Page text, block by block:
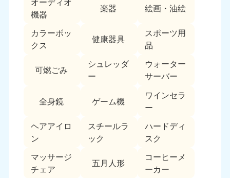
機器
楽器 絵画・油絵
カラーボッ
クス
健康器具
スポーツ用
品
可燃ごみ
シュレッダ
ー
ウォーター
サーバー
全身鏡 ゲーム機
ワインセラ
ー
ヘアアイロ
ン
スチールラ
ック
ハードディ
スク
マッサージ
チェア
五月人形
コーヒーメ
ーカー
北海道・東北
050-1881-5277
9:00〜19:00 年中無休
050-1881-5276
9:00〜19:00 年中無休
岩手県
9:00〜19:00 年中無休 9:00〜19:00 年中無休
050-1881-5273
9:00〜19:00 年中無休
050-1881-5272
9:00〜19:00 年中無休